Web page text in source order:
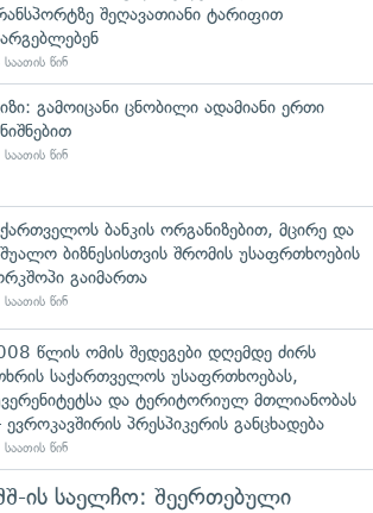
შეღავათიანი ტარიფით
წინ
გამოიცანი ცნობილი ადამიანი ერთი
წინ
ბანკის ორგანიზებით, მცირე და
ბიზნესისთვის შრომის უსაფრთხოების
გაიმართა
წინ
წლის ომის შედეგები დღემდე ძირს
საქართველოს უსაფრთხოებას,
და ტერიტორიულ მთლიანობას
პრესპიკერის განცხადება
წინ
ის საელჩო: შეერთებული